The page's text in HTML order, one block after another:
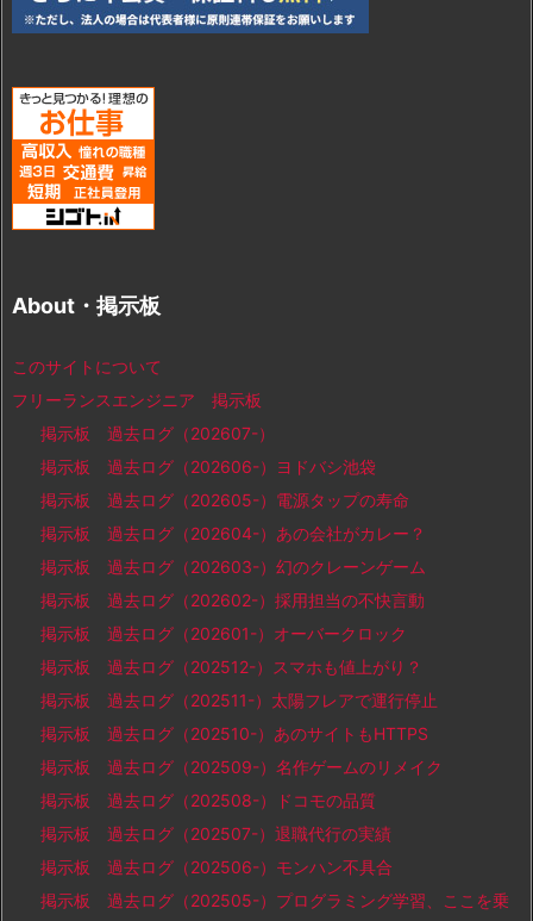
About・掲示板
このサイトについて
フリーランスエンジニア 掲示板
掲示板 過去ログ（202607-）
掲示板 過去ログ（202606-）ヨドバシ池袋
掲示板 過去ログ（202605-）電源タップの寿命
掲示板 過去ログ（202604-）あの会社がカレー？
掲示板 過去ログ（202603-）幻のクレーンゲーム
掲示板 過去ログ（202602-）採用担当の不快言動
掲示板 過去ログ（202601-）オーバークロック
掲示板 過去ログ（202512-）スマホも値上がり？
掲示板 過去ログ（202511-）太陽フレアで運行停止
掲示板 過去ログ（202510-）あのサイトもHTTPS
掲示板 過去ログ（202509-）名作ゲームのリメイク
掲示板 過去ログ（202508-）ドコモの品質
掲示板 過去ログ（202507-）退職代行の実績
掲示板 過去ログ（202506-）モンハン不具合
掲示板 過去ログ（202505-）プログラミング学習、ここを乗